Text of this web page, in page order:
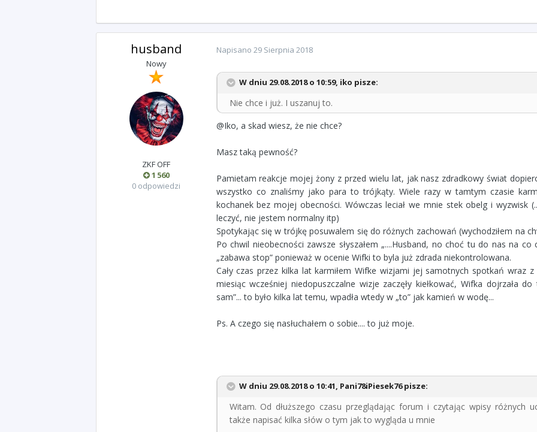
husband
Nowy
ZKF OFF
1 560
0 odpowiedzi
Napisano 29 Sierpnia 2018
W dniu 29.08.2018 o 10:59, iko pisze:
Nie chce i już. I uszanuj to.
@Iko, a skad wiesz, że nie chce?
Masz taką pewność?
Pamietam reakcje mojej żony z przed wielu lat, jak nasz zdradkowy świat
wszystko co znaliśmy jako para to trójkąty. Wiele razy w tamtym czasie
kochanek bez mojej obecności. Wówczas leciał we mnie stek obelg i wyzwisk
leczyć, nie jestem normalny itp)
Spotykając się w trójkę posuwalem się do różnych zachowań (wychodziłem na
Po chwil nieobecności zawsze słyszałem „....Husband, no choć tu do nas na
„zabawa stop” ponieważ w ocenie Wifki to byla już zdrada niekontrolowana.
Cały czas przez kilka lat karmiłem Wifke wizjami jej samotnych spotkań wraz
miesiąc wcześniej niedopuszczalne wizje zaczęły kiełkować, Wifka dojrzała
sam”... to było kilka lat temu, wpadła wtedy w „to” jak kamień w wodę...
Ps. A czego się nasłuchałem o sobie.... to już moje.
W dniu 29.08.2018 o 10:41, Pani78iPiesek76 pisze:
Witam. Od dłuższego czasu przeglądając forum i czytając wpisy różnych
także napisać kilka słów o tym jak to wygląda u mnie